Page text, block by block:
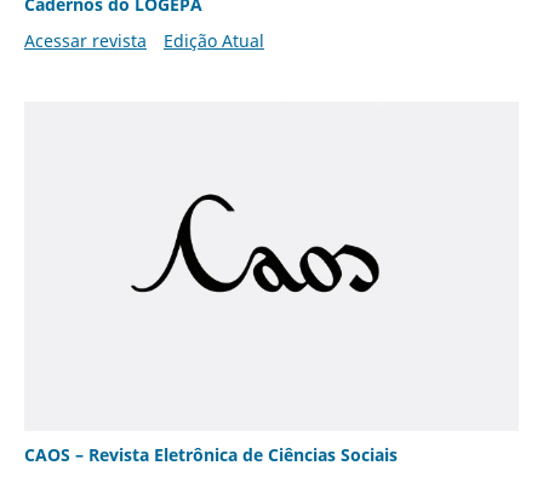
Acessar revista
Edição Atual
CAOS – Revista Eletrônica de Ciências Sociais